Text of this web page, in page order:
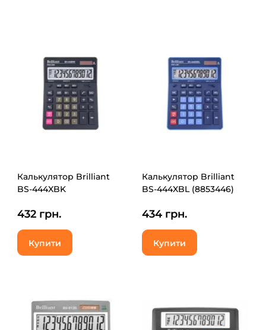
Калькулятор Brilliant
BS-444XBK
432 грн.
Купити
Калькулятор Brilliant
BS-444XBL (8853446)
434 грн.
Купити